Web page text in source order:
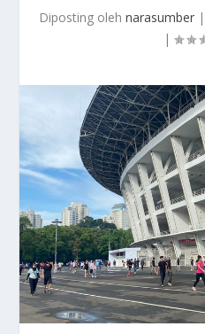
Diposting oleh narasumber|
|